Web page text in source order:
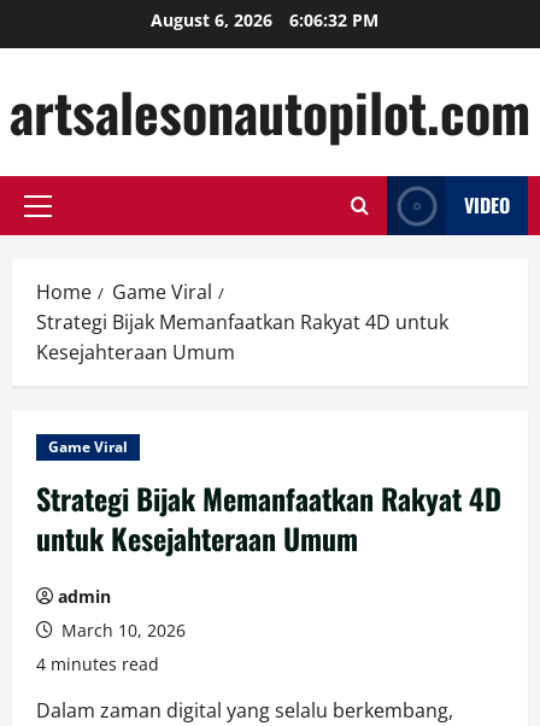
to
August 6, 2026 6:06:33 PM
artsalesonautopilot.com
Primary
VIDEO
Home
Game Viral
Strategi Bijak Memanfaatkan Rakyat 4D untuk
Kesejahteraan Umum
Game Viral
Strategi Bijak Memanfaatkan Rakyat 4D
untuk Kesejahteraan Umum
admin
March 10, 2026
4 minutes read
Dalam zaman digital yang selalu berkembang,